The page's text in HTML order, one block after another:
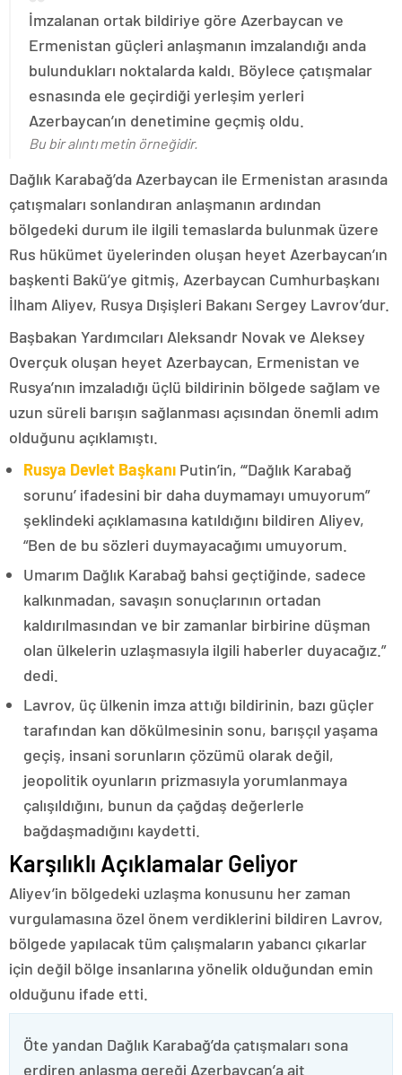
İmzalanan ortak bildiriye göre Azerbaycan ve
Ermenistan güçleri anlaşmanın imzalandığı anda
bulundukları noktalarda kaldı. Böylece çatışmalar
esnasında ele geçirdiği yerleşim yerleri
Azerbaycan’ın denetimine geçmiş oldu.
Bu bir alıntı metin örneğidir.
Dağlık Karabağ’da Azerbaycan ile Ermenistan arasında
çatışmaları sonlandıran anlaşmanın ardından
bölgedeki durum ile ilgili temaslarda bulunmak üzere
Rus hükümet üyelerinden oluşan heyet Azerbaycan’ın
başkenti Bakü’ye gitmiş, Azerbaycan Cumhurbaşkanı
İlham Aliyev, Rusya Dışişleri Bakanı Sergey Lavrov’dur.
Başbakan Yardımcıları Aleksandr Novak ve Aleksey
Overçuk oluşan heyet Azerbaycan, Ermenistan ve
Rusya’nın imzaladığı üçlü bildirinin bölgede sağlam ve
uzun süreli barışın sağlanması açısından önemli adım
olduğunu açıklamıştı.
Rusya Devlet Başkanı Putin’in, “‘Dağlık Karabağ
sorunu’ ifadesini bir daha duymamayı umuyorum”
şeklindeki açıklamasına katıldığını bildiren Aliyev,
“Ben de bu sözleri duymayacağımı umuyorum.
Umarım Dağlık Karabağ bahsi geçtiğinde, sadece
kalkınmadan, savaşın sonuçlarının ortadan
kaldırılmasından ve bir zamanlar birbirine düşman
olan ülkelerin uzlaşmasıyla ilgili haberler duyacağız.”
dedi.
Lavrov, üç ülkenin imza attığı bildirinin, bazı güçler
tarafından kan dökülmesinin sonu, barışçıl yaşama
geçiş, insani sorunların çözümü olarak değil,
jeopolitik oyunların prizmasıyla yorumlanmaya
çalışıldığını, bunun da çağdaş değerlerle
bağdaşmadığını kaydetti.
Karşılıklı Açıklamalar Geliyor
Aliyev’in bölgedeki uzlaşma konusunu her zaman
vurgulamasına özel önem verdiklerini bildiren Lavrov,
bölgede yapılacak tüm çalışmaların yabancı çıkarlar
için değil bölge insanlarına yönelik olduğundan emin
olduğunu ifade etti.
Öte yandan Dağlık Karabağ’da çatışmaları sona
erdiren anlaşma gereği Azerbaycan’a ait